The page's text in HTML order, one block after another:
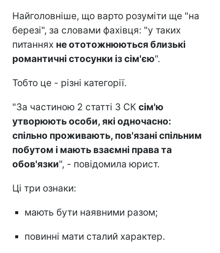
Найголовніше, що варто розуміти ще "на
березі", за словами фахівця: "у таких
питаннях не ототожнюються близькі
романтичні стосунки із сім'єю".
Тобто це - різні категорії.
"За частиною 2 статті 3 СК сім'ю
утворюють особи, які одночасно:
спільно проживають, пов'язані спільним
побутом і мають взаємні права та
обов'язки", - повідомила юрист.
Ці три ознаки:
мають бути наявними разом;
повинні мати сталий характер.